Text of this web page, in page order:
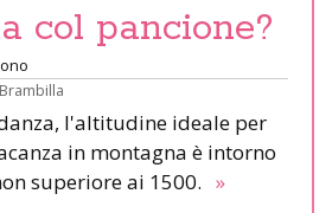
col pancione?
l'altitudine ideale per
in montagna è intorno
superiore ai 1500. »